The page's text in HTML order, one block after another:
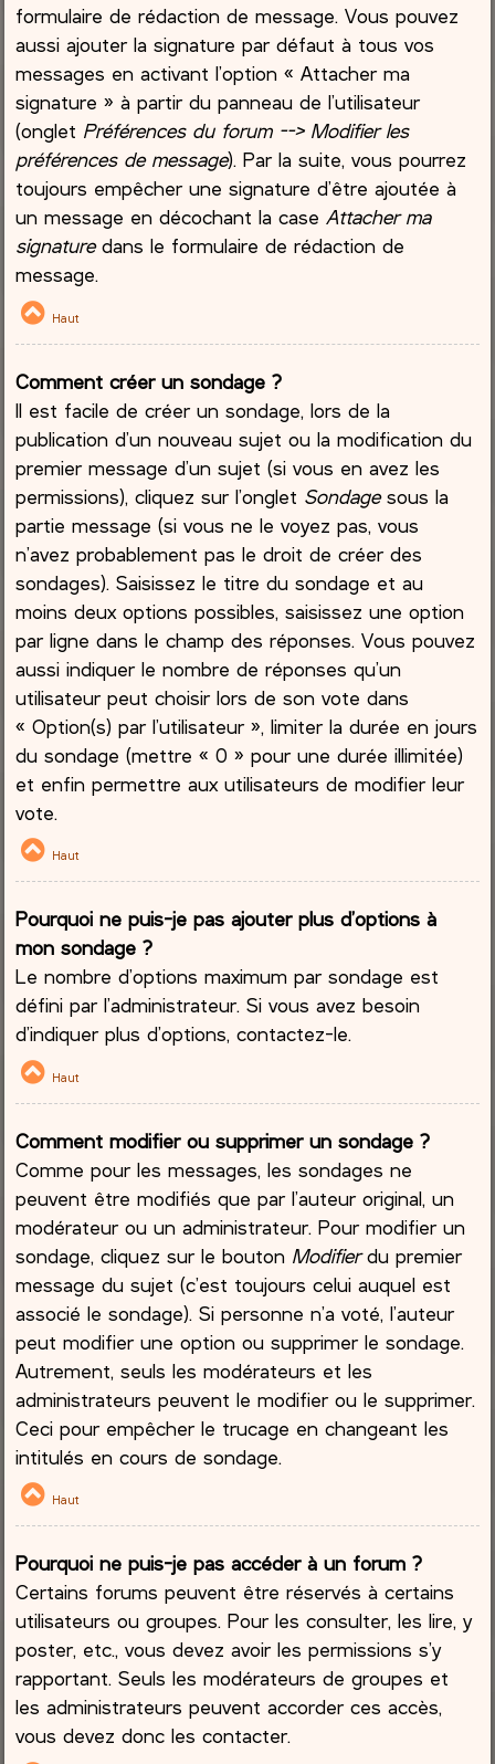
formulaire de rédaction de message. Vous pouvez
aussi ajouter la signature par défaut à tous vos
messages en activant l’option « Attacher ma
signature » à partir du panneau de l’utilisateur
(onglet Préférences du forum --> Modifier les
préférences de message). Par la suite, vous pourrez
toujours empêcher une signature d’être ajoutée à
un message en décochant la caseAttacher ma
signaturedans le formulaire de rédaction de
message.
Haut
Comment créer un sondage ?
Il est facile de créer un sondage, lors de la
publication d’un nouveau sujet ou la modification du
premier message d’un sujet (si vous en avez les
permissions), cliquez sur l’onglet Sondagesous la
partie message (si vous ne le voyez pas, vous
n’avez probablement pas le droit de créer des
sondages). Saisissez le titre du sondage et au
moins deux options possibles, saisissez une option
par ligne dans le champ des réponses. Vous pouvez
aussi indiquer le nombre de réponses qu’un
utilisateur peut choisir lors de son vote dans
« Option(s) par l’utilisateur », limiter la durée en jours
du sondage (mettre « 0 » pour une durée illimitée)
et enfin permettre aux utilisateurs de modifier leur
vote.
Haut
Pourquoi ne puis-je pas ajouter plus d’options à
mon sondage ?
Le nombre d’options maximum par sondage est
défini par l’administrateur. Si vous avez besoin
d’indiquer plus d’options, contactez-le.
Haut
Comment modifier ou supprimer un sondage ?
Comme pour les messages, les sondages ne
peuvent être modifiés que par l’auteur original, un
modérateur ou un administrateur. Pour modifier un
sondage, cliquez sur le bouton Modifierdu premier
message du sujet (c’est toujours celui auquel est
associé le sondage). Si personne n’a voté, l’auteur
peut modifier une option ou supprimer le sondage.
Autrement, seuls les modérateurs et les
administrateurs peuvent le modifier ou le supprimer.
Ceci pour empêcher le trucage en changeant les
intitulés en cours de sondage.
Haut
Pourquoi ne puis-je pas accéder à un forum ?
Certains forums peuvent être réservés à certains
utilisateurs ou groupes. Pour les consulter, les lire, y
poster, etc., vous devez avoir les permissions s’y
rapportant. Seuls les modérateurs de groupes et
les administrateurs peuvent accorder ces accès,
vous devez donc les contacter.